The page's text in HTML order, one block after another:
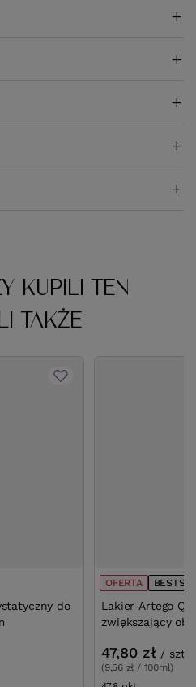
KUPILI TEN
TAKŻE
do
OFERTA
Lakier Artego
zwiększający
47,80 zł / szt.
(9,56 zł / 100ml)